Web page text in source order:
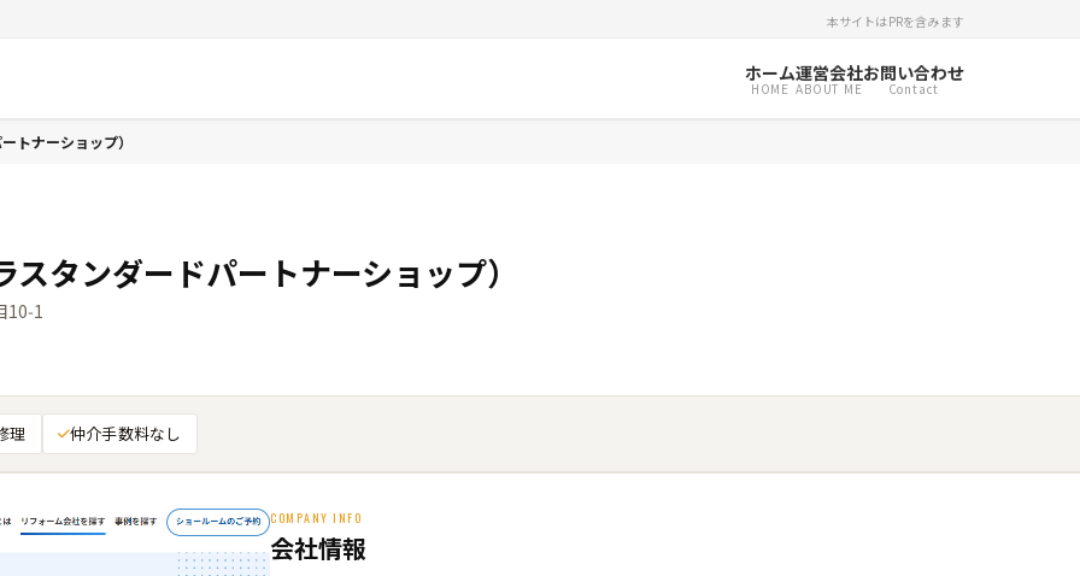
本サイトはPRを含みます
ホーム
HOME
運営会社
ABOUT ME
お問い合わせ
Contact
トナーショップ）
タンダードパートナーショップ）
10‑1
理 仲介手数料なし
COMPANY INFO
会社情報